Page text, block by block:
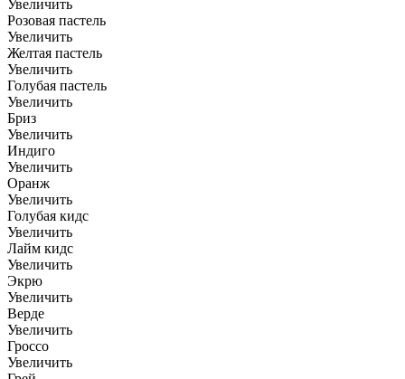
Увеличить
Розовая пастель
Увеличить
Желтая пастель
Увеличить
Голубая пастель
Увеличить
Бриз
Увеличить
Индиго
Увеличить
Оранж
Увеличить
Голубая кидс
Увеличить
Лайм кидс
Увеличить
Экрю
Увеличить
Верде
Увеличить
Гроссо
Увеличить